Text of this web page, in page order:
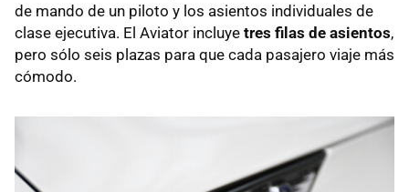
de mando de un piloto y los asientos individuales de
clase ejecutiva. El Aviator incluye tres filas de asientos,
pero sólo seis plazas para que cada pasajero viaje más
cómodo.